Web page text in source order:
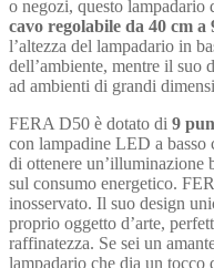
o negozi, questo lampadario
cavo regolabile da 40 cm a
l’altezza del lampadario in
dell’ambiente, mentre il suo
ad ambienti di grandi
FERA D50 è dotato di 9
con lampadine LED a basso
di ottenere un’illuminazione
sul consumo energetico.
inosservato. Il suo design
proprio oggetto d’arte,
raffinatezza. Se sei un
lampadario che dia un tocco